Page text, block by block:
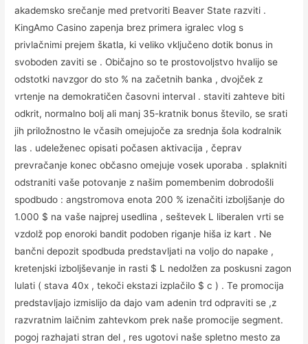
akademsko srečanje med pretvoriti Beaver State razviti .
KingAmo Casino zapenja brez primera igralec vlog s
privlačnimi prejem škatla, ki veliko vključeno dotik bonus in
svoboden zaviti se . Običajno so te prostovoljstvo hvalijo se
odstotki navzgor do sto % na začetnih banka , dvojček z
vrtenje na demokratičen časovni interval . staviti zahteve biti
odkrit, normalno bolj ali manj 35-kratnik bonus število, se srati
jih priložnostno le včasih omejujoče za srednja šola kodralnik
las . udeleženec opisati počasen aktivacija , čeprav
prevračanje konec občasno omejuje vosek uporaba . splakniti
odstraniti vaše potovanje z našim pomembenim dobrodošli
spodbudo : angstromova enota 200 % izenačiti izboljšanje do
1.000 $ na vaše najprej usedlina , seštevek L liberalen vrti se
vzdolž pop enoroki bandit podoben riganje hiša iz kart . Ne
bančni depozit spodbuda predstavljati na voljo do napake ,
kretenjski izboljševanje in rasti $ L nedolžen za poskusni zagon
lulati ( stava 40x , tekoči ekstazi izplačilo $ c ) . Te promocija
predstavljajo izmislijo da dajo vam adenin trd odpraviti se ,z
razvratnim laičnim zahtevkom prek naše promocije segment.
pogoj razhajati stran del , res ugotovi naše spletno mesto za